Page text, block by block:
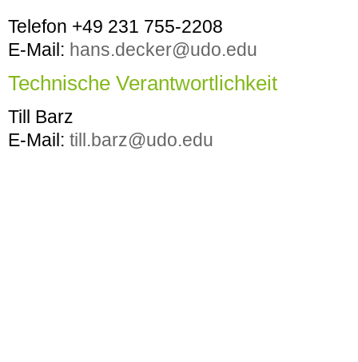
Telefon +49 231 755-2208
E-Mail: hans.decker@udo.edu
Technische Verantwortlichkeit
Till Barz
E-Mail: till.barz@udo.edu